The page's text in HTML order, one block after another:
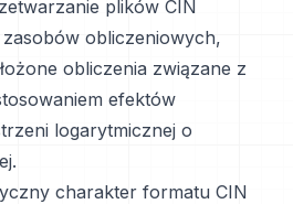
plików CIN
obliczeniowych,
obliczenia związane z
efektów
logarytmicznej o
charakter formatu CIN